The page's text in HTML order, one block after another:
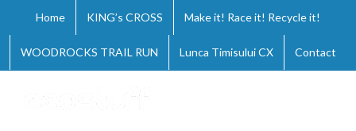
content
Home KING’s CROSS Make it! Race it! Recycle it!
WOODROCKS TRAIL RUN Lunca Timisului CX Contact